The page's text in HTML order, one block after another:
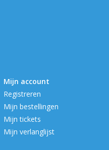
Mijn account
Registreren
Mijn bestellingen
Mijn tickets
Mijn verlanglijst